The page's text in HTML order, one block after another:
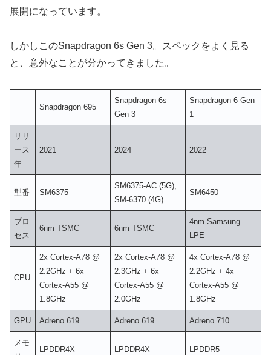
展開になっています。
しかしこのSnapdragon 6s Gen 3。スペックをよく見る
と、意外なことが分かってきました。
Snapdragon 695
Snapdragon 6s
Gen 3
Snapdragon 6 Gen
1
リリ
ース
年
2021 2024 2022
型番 SM6375
SM6375-AC (5G),
SM-6370 (4G)
SM6450
プロ
セス
6nm TSMC 6nm TSMC
4nm Samsung
LPE
CPU
2x Cortex-A78 @
2.2GHz + 6x
Cortex-A55 @
1.8GHz
2x Cortex-A78 @
2.3GHz + 6x
Cortex-A55 @
2.0GHz
4x Cortex-A78 @
2.2GHz + 4x
Cortex-A55 @
1.8GHz
GPU Adreno 619 Adreno 619 Adreno 710
メモ
LPDDR4X LPDDR4X LPDDR5